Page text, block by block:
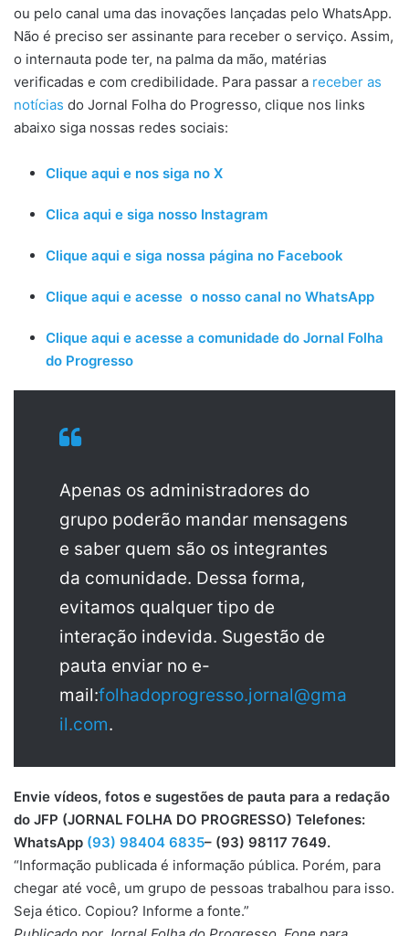
ou pelo canal uma das inovações lançadas pelo WhatsApp.
Não é preciso ser assinante para receber o serviço. Assim,
o internauta pode ter, na palma da mão, matérias
verificadas e com credibilidade. Para passar a receber as
notícias do Jornal Folha do Progresso, clique nos links
abaixo siga nossas redes sociais:
Clique aqui e nos siga no X
Clica aqui e siga nosso Instagram
Clique aqui e siga nossa página no Facebook
Clique aqui e acesse o nosso canal no WhatsApp
Clique aqui e acesse a comunidade do Jornal Folha
do Progresso
Apenas os administradores do
grupo poderão mandar mensagens
e saber quem são os integrantes
da comunidade. Dessa forma,
evitamos qualquer tipo de
interação indevida. Sugestão de
pauta enviar no e-
mail:folhadoprogresso.jornal@gma
il.com.
Envie vídeos, fotos e sugestões de pauta para a redação
do JFP (JORNAL FOLHA DO PROGRESSO) Telefones:
WhatsApp (93) 98404 6835– (93) 98117 7649.
“Informação publicada é informação pública. Porém, para
chegar até você, um grupo de pessoas trabalhou para isso.
Seja ético. Copiou? Informe a fonte.”